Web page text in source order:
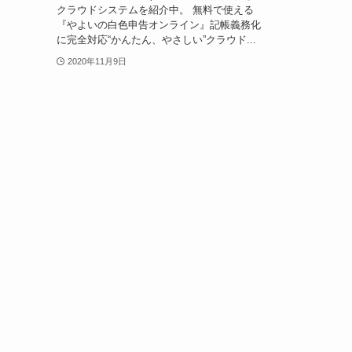
クラウドシステムを紹介中。 無料で使える
『やよいの白色申告オンライン』記帳義務化
に完全対応“かんたん、やさしい”クラウド...
2020年11月9日